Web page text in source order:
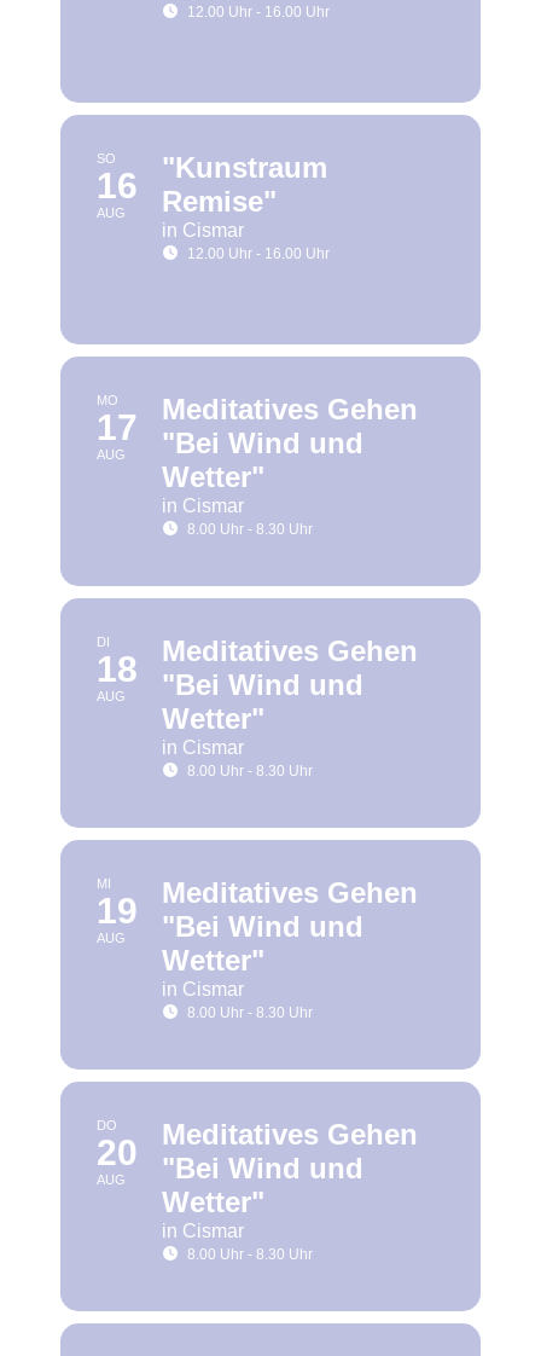
12.00 Uhr - 16.00 Uhr
SO
16
AUG
"Kunstraum
Remise"
in Cismar
12.00 Uhr - 16.00 Uhr
MO
17
AUG
Meditatives Gehen
"Bei Wind und
Wetter"
in Cismar
8.00 Uhr - 8.30 Uhr
DI
18
AUG
Meditatives Gehen
"Bei Wind und
Wetter"
in Cismar
8.00 Uhr - 8.30 Uhr
MI
19
AUG
Meditatives Gehen
"Bei Wind und
Wetter"
in Cismar
8.00 Uhr - 8.30 Uhr
DO
20
AUG
Meditatives Gehen
"Bei Wind und
Wetter"
in Cismar
8.00 Uhr - 8.30 Uhr